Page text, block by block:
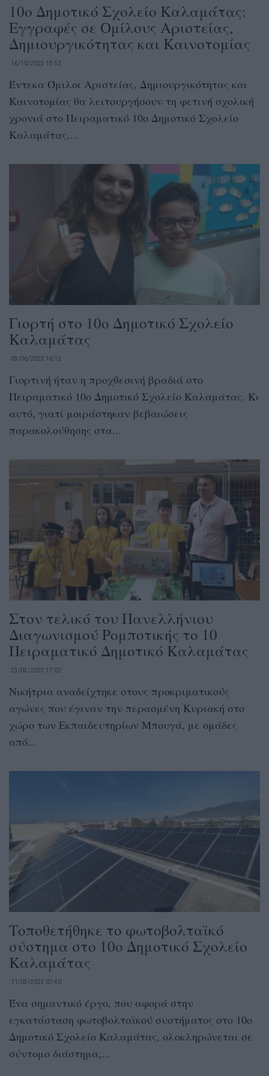
10ο Δημοτικό Σχολείο Καλαμάτας:
Εγγραφές σε Ομίλους Αριστείας,
Δημιουργικότητας και Καινοτομίας
16/10/2023 15:52
Έντεκα Όμιλοι Αριστείας, Δημιουργικότητας και
Καινοτομίας θα λειτουργήσουν τη φετινή σχολική
χρονιά στο Πειραματικό 10ο Δημοτικό Σχολείο
Καλαμάτας,...
Γιορτή στο 10ο Δημοτικό Σχολείο
Καλαμάτας
03/06/2023 16:12
Γιορτινή ήταν η προχθεσινή βραδιά στο
Πειραματικό 10ο Δημοτικό Σχολείο Καλαμάτας. Κι
αυτό, γιατί μοιράστηκαν βεβαιώσεις
παρακολούθησης στα...
Στον τελικό του Πανελλήνιου
Διαγωνισμού Ρομποτικής το 10
Πειραματικό Δημοτικό Καλαμάτας
23/03/2023 17:02
Νικήτρια αναδείχτηκε στους προκριματικούς
αγώνες που έγιναν την περασμένη Κυριακή στο
χώρο των Εκπαιδευτηρίων Μπουγά, με ομάδες
από...
Τοποθετήθηκε το φωτοβολταϊκό
σύστημα στο 10ο Δημοτικό Σχολείο
Καλαμάτας
11/03/2023 07:40
Ένα σημαντικό έργο, που αφορά στην
εγκατάσταση φωτοβολταϊκού συστήματος στο 10ο
Δημοτικό Σχολείο Καλαμάτας, ολοκληρώνεται σε
σύντομο διάστημα,...